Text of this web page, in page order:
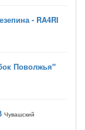
- RA4RI
Поволжья"
Чувашский